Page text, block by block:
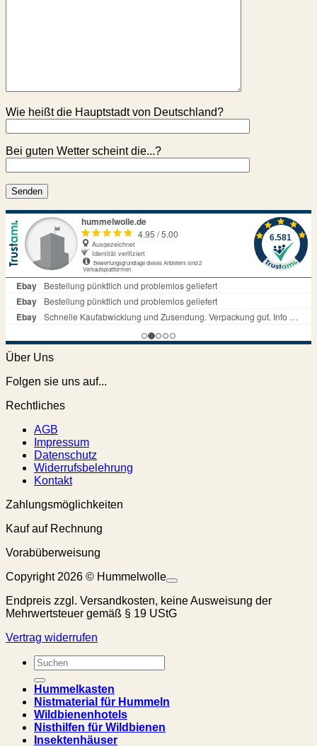
Wie heißt die Hauptstadt von Deutschland?
Bei guten Wetter scheint die...?
Über Uns
Folgen sie uns auf...
Rechtliches
AGB
Impressum
Datenschutz
Widerrufsbelehrung
Kontakt
Zahlungsmöglichkeiten
Kauf auf Rechnung
Vorabüberweisung
Copyright 2026 © Hummelwolle
Endpreis zzgl. Versandkosten, keine Ausweisung der
Mehrwertsteuer gemäß § 19 UStG
Vertrag widerrufen
Suchen
nach:
Hummelkasten
Nistmaterial für Hummeln
Wildbienenhotels
Nisthilfen für Wildbienen
Insektenhäuser